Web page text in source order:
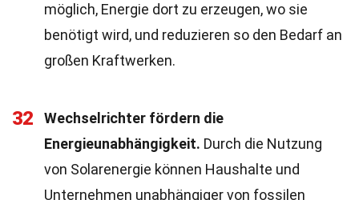
möglich, Energie dort zu erzeugen, wo sie
benötigt wird, und reduzieren so den Bedarf an
großen Kraftwerken.
32
Wechselrichter fördern die
Energieunabhängigkeit. Durch die Nutzung
von Solarenergie können Haushalte und
Unternehmen unabhängiger von fossilen